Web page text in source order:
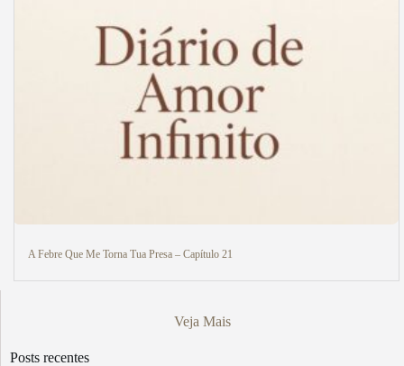
A Febre Que Me Torna Tua Presa – Capítulo 21
Veja Mais
Posts recentes